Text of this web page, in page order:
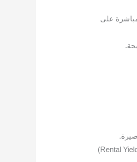
على
يمكن تسعير الإيجار الشهري للوحدات المطلة على البحر بأسعار أعلى بكثير من الوحدات الداخلية، مما يرفع العائد الإيجاري السنوي (Rental Yield)